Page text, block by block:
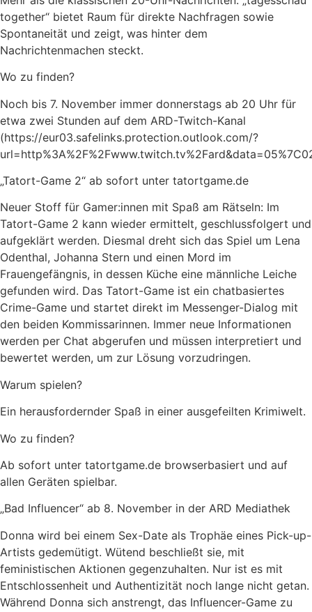
together“ bietet Raum für direkte Nachfragen sowie
Spontaneität und zeigt, was hinter dem
Nachrichtenmachen steckt.
Wo zu finden?
Noch bis 7. November immer donnerstags ab 20 Uhr für
etwa zwei Stunden auf dem ARD-Twitch-Kanal
(https://eur03.safelinks.protection.outlook.com/?
„Tatort-Game 2“ ab sofort unter tatortgame.de
Neuer Stoff für Gamer:innen mit Spaß am Rätseln: Im
Tatort-Game 2 kann wieder ermittelt, geschlussfolgert und
aufgeklärt werden. Diesmal dreht sich das Spiel um Lena
Odenthal, Johanna Stern und einen Mord im
Frauengefängnis, in dessen Küche eine männliche Leiche
gefunden wird. Das Tatort-Game ist ein chatbasiertes
Crime-Game und startet direkt im Messenger-Dialog mit
den beiden Kommissarinnen. Immer neue Informationen
werden per Chat abgerufen und müssen interpretiert und
bewertet werden, um zur Lösung vorzudringen.
Warum spielen?
Ein herausfordernder Spaß in einer ausgefeilten Krimiwelt.
Wo zu finden?
Ab sofort unter tatortgame.de browserbasiert und auf
allen Geräten spielbar.
„Bad Influencer“ ab 8. November in der ARD Mediathek
Donna wird bei einem Sex-Date als Trophäe eines Pick-up-
Artists gedemütigt. Wütend beschließt sie, mit
feministischen Aktionen gegenzuhalten. Nur ist es mit
Entschlossenheit und Authentizität noch lange nicht getan.
Während Donna sich anstrengt, das Influencer-Game zu